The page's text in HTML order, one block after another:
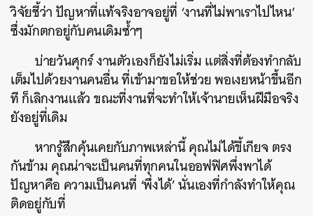
วิจัยชี้ว่า ปัญหาที่แท้จริงอาจอยู่ที่ ‘งานที่ไม่พาเราไปไหน’
ซึ่งมักตกอยู่กับคนเดิมซ้ำๆ
บ่ายวันศุกร์ งานตัวเองก็ยังไม่เริ่ม แต่สิ่งที่ต้องทำกลับ
เต็มไปด้วยงานคนอื่น ที่เข้ามาขอให้ช่วย พอเงยหน้าขึ้นอีก
ที ก็เลิกงานแล้ว ขณะที่งานที่จะทำให้เจ้านายเห็นฝีมือจริง
ยังอยู่ที่เดิม
หากรู้สึกคุ้นเคยกับภาพเหล่านี้ คุณไม่ได้ขี้เกียจ ตรง
กันข้าม คุณน่าจะเป็นคนที่ทุกคนในออฟฟิศพึ่งพาได้
ปัญหาคือ ความเป็นคนที่ ‘พึ่งได้’ นั่นเองที่กำลังทำให้คุณ
ติดอยู่กับที่